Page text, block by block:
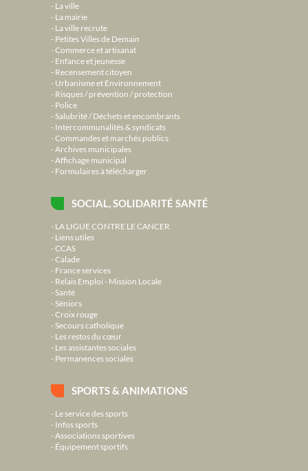
La ville
La mairie
La ville recrute
Petites Villes de Demain
Commerce et artisanat
Enfance et jeunesse
Recensement citoyen
Urbanisme et Environnement
Risques / prévention / protection
Police
Salubrité / Déchets et encombrants
Intercommunalités & syndicats
Commandes et marchés publics
Archives municipales
Affichage municipal
Formulaires à télécharger
SOCIAL, SOLIDARITÉ SANTÉ
LA LIGUE CONTRE LE CANCER
Liens utiles
CCAS
Calade
France services
Relais Emploi - Mission Locale
Santé
Séniors
Croix rouge
Secours catholique
Les restos du cœur
Les assistantes sociales
Permanences sociales
SPORTS & ANIMATIONS
Le service des sports
Infos sports
Associations sportives
Équipement sportifs